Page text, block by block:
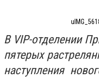
В VIP-отделении
пятерых
наступления